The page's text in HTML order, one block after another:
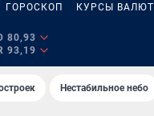
ГОРОСКОП КУРСЫ ВАЛЮТ
80,93
93,19
Нестабильное небо